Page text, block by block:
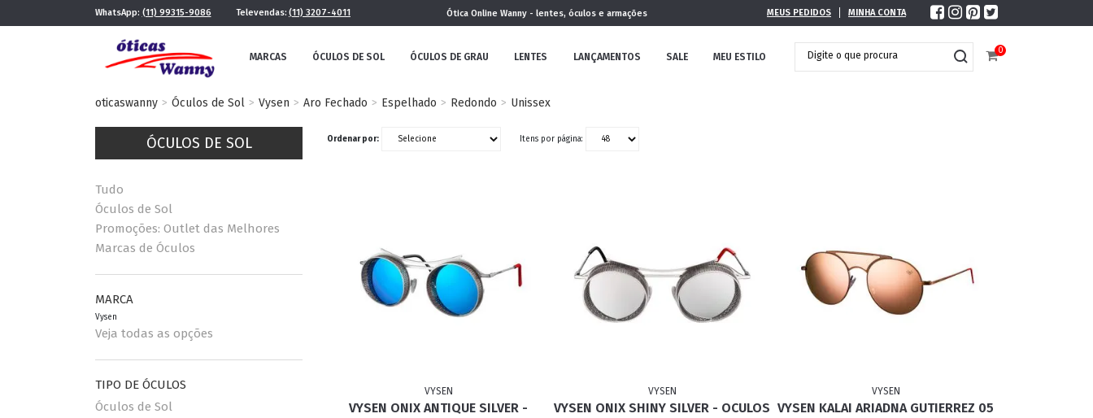
WhatsApp: (11) 99315-9086 Televendas: (11) 3207-4011 Ótica Online Wanny - lentes, óculos e armações MEUS PEDIDOS MINHA CONTA
MARCAS ÓCULOS DE SOL ÓCULOS DE GRAU LENTES LANÇAMENTOS SALE MEU ESTILO
0
MASCULINO FEMININO
COLEÇÃO
POR ESTILO
ESPORTIVO RETRÔ MÁSCARA BORBOLETA CAÇADOR GATINHO
oticaswanny Óculos de Sol Vysen Aro Fechado Espelhado Redondo Unissex
ÓCULOS DE SOL
Tudo
Óculos de Sol
Promoções: Outlet das Melhores
Marcas de Óculos
MARCA
Vysen
Veja todas as opções
TIPO DE ÓCULOS
Óculos de Sol
Ordenar por: Itens por página:
VYSEN
VYSEN ONIX ANTIQUE SILVER -
VYSEN
VYSEN ONIX SHINY SILVER - OCULOS
VYSEN
VYSEN KALAI ARIADNA GUTIERREZ 05